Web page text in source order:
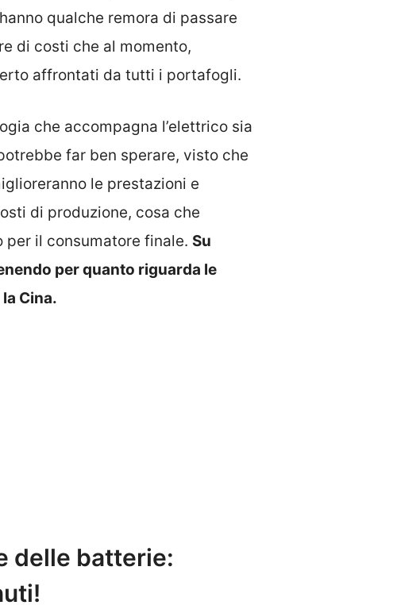
qualche remora di passare
di costi che al momento,
affrontati da tutti i portafogli.
che accompagna l’elettrico sia
far ben sperare, visto che
le prestazioni e
di produzione, cosa che
il consumatore finale. Su
per quanto riguarda le
Cina.
delle batterie: